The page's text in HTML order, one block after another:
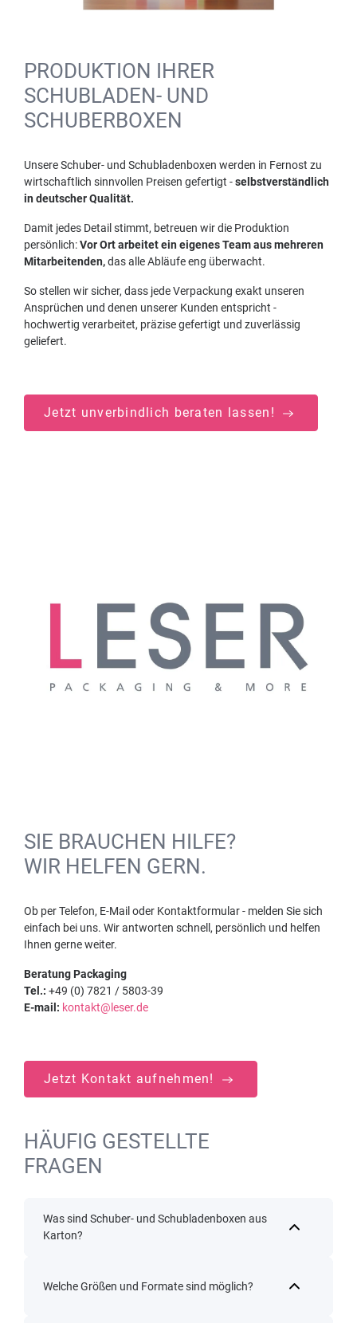
PRODUKTION IHRER
SCHUBLADEN- UND
SCHUBERBOXEN
Unsere Schuber- und Schubladenboxen werden in Fernost zu
wirtschaftlich sinnvollen Preisen gefertigt -selbstverständlich
in deutscher Qualität.
Damit jedes Detail stimmt, betreuen wir die Produktion
persönlich:Vor Ort arbeitet ein eigenes Team aus mehreren
Mitarbeitenden,das alle Abläufe eng überwacht.
So stellen wir sicher, dass jede Verpackung exakt unseren
Ansprüchen und denen unserer Kunden entspricht -
hochwertig verarbeitet, präzise gefertigt und zuverlässig
geliefert.
Jetzt unverbindlich beraten lassen!
SIE BRAUCHEN HILFE?
WIR HELFEN GERN.
Ob per Telefon, E-Mail oder Kontaktformular - melden Sie sich
einfach bei uns. Wir antworten schnell, persönlich und helfen
Ihnen gerne weiter.
Beratung Packaging
Tel.: +49 (0) 7821 / 5803-39
E-mail: kontakt@leser.de
Jetzt Kontakt aufnehmen!
HÄUFIG GESTELLTE
FRAGEN
Was sind Schuber- und Schubladenboxen aus
Karton?
Welche Größen und Formate sind möglich?